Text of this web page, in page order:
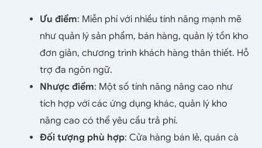
Ưu điểm: Miễn phí với nhiều tính năng mạnh mẽ
như quản lý sản phẩm, bán hàng, quản lý tồn kho
đơn giản, chương trình khách hàng thân thiết. Hỗ
trợ đa ngôn ngữ.
Nhược điểm: Một số tính năng nâng cao như
tích hợp với các ứng dụng khác, quản lý kho
nâng cao có thể yêu cầu trả phí.
Đối tượng phù hợp: Cửa hàng bán lẻ, quán cà